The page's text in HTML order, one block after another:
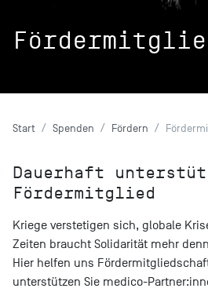
Start Spenden Fördern
Dauerhaft
Fördermitglied
Kriege verstetigen sich, globale
Zeiten braucht Solidarität mehr
Hier helfen uns
unterstützen Sie medico-